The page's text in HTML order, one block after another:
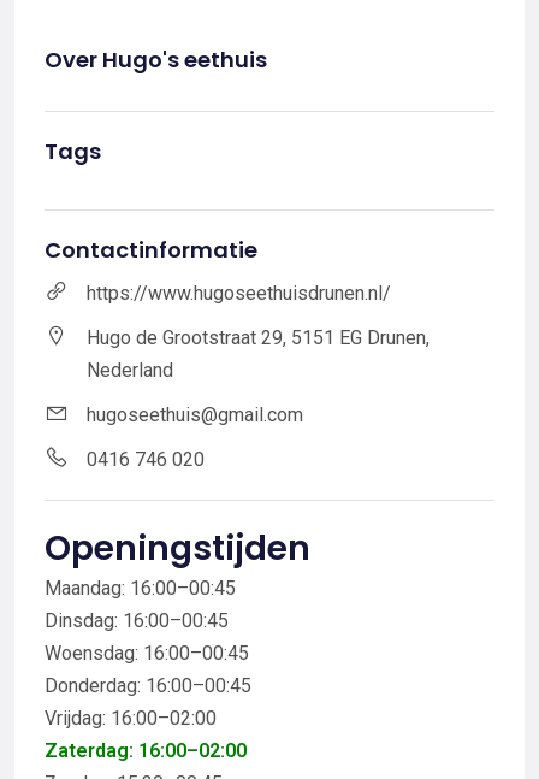
Over Hugo's eethuis
Tags
Contactinformatie
https://www.hugoseethuisdrunen.nl/
Hugo de Grootstraat 29, 5151 EG Drunen,
Nederland
hugoseethuis@gmail.com
0416 746 020
Openingstijden
Maandag: 16:00–00:45
Dinsdag: 16:00–00:45
Woensdag: 16:00–00:45
Donderdag: 16:00–00:45
Vrijdag: 16:00–02:00
Zaterdag: 16:00–02:00